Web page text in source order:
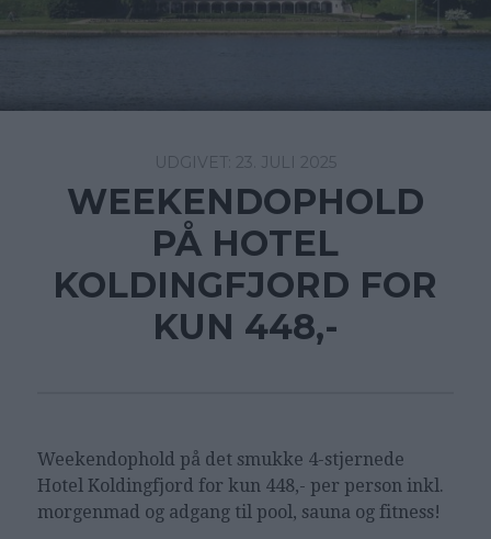
23. JULI 2025
WEEKENDOPHOLD
PÅ HOTEL
KOLDINGFJORD FOR
KUN 448,-
Weekendophold på det smukke 4-stjernede
Hotel Koldingfjord for kun 448,- per person inkl.
morgenmad og adgang til pool, sauna og fitness!